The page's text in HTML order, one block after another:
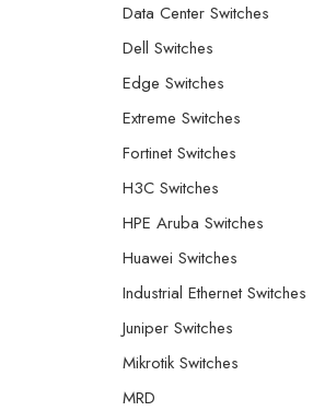
Data Center Switches
Dell Switches
Edge Switches
Extreme Switches
Fortinet Switches
H3C Switches
HPE Aruba Switches
Huawei Switches
Industrial Ethernet Switches
Juniper Switches
Mikrotik Switches
MRD